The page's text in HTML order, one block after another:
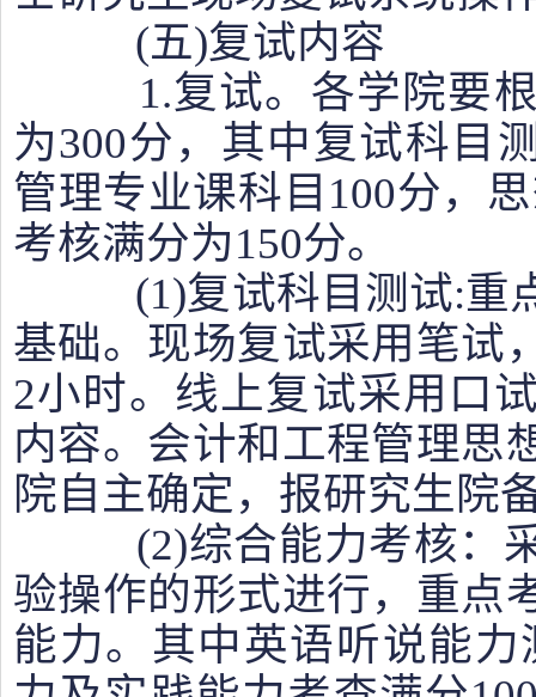
(五)复试内容
1.复试。各学院要根
为300分，其中复试科目
管理专业课科目100分，
考核满分为150分。
(1)复试科目测试:重
基础。现场复试采用笔试
2小时。线上复试采用口
内容。会计和工程管理思
院自主确定，报研究生院
(2)综合能力考核：采
验操作的形式进行，重点
能力。其中英语听说能